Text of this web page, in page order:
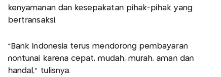
kenyamanan dan kesepakatan pihak-pihak yang
bertransaksi.
"Bank Indonesia terus mendorong pembayaran
nontunai karena cepat, mudah, murah, aman dan
handal," tulisnya.